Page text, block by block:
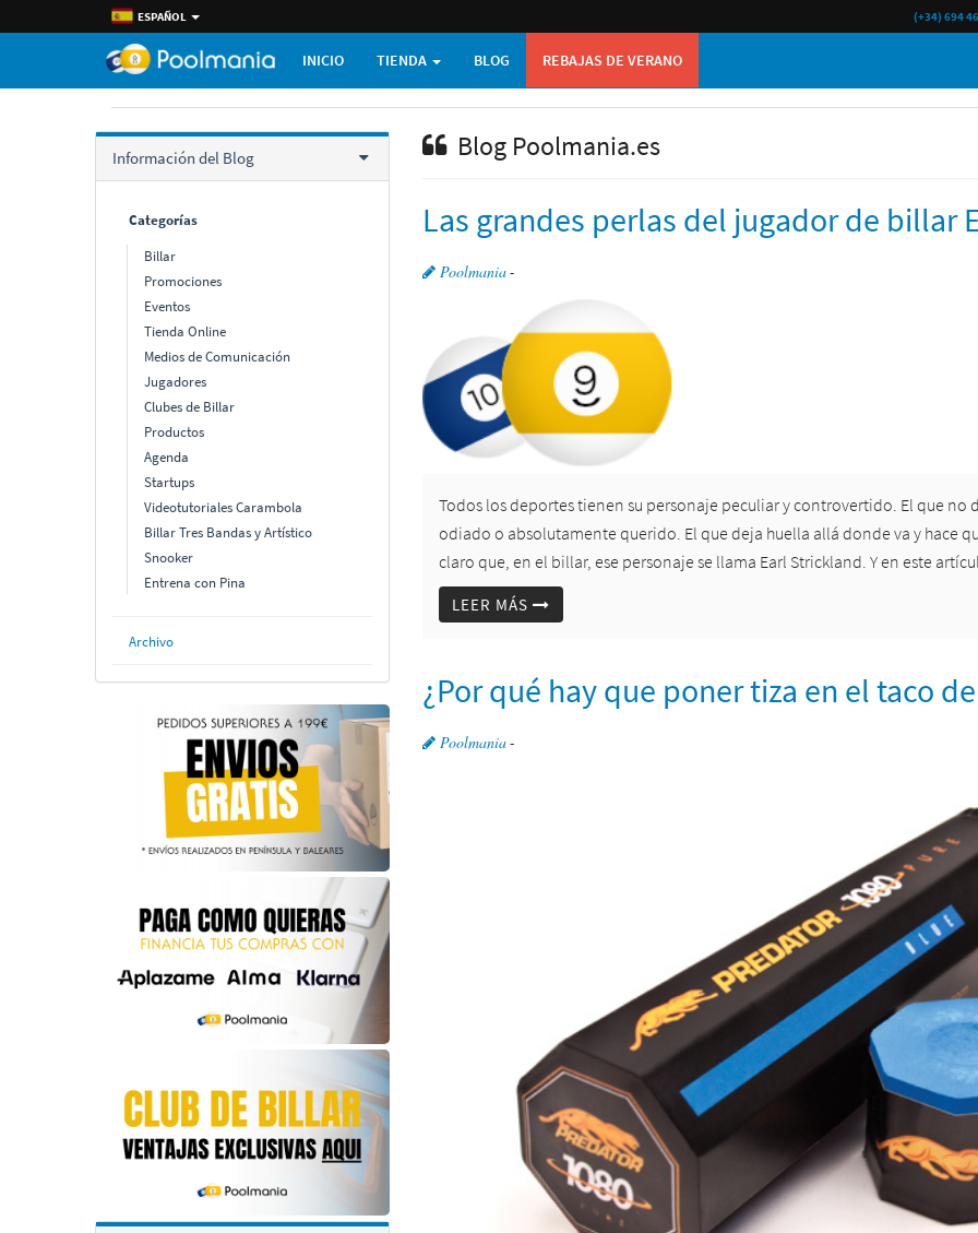
ESPAÑOL (+34) 694
INICIO TIENDA BLOG REBAJAS DE VERANO
Información del Blog
Categorí­as
Billar
Promociones
Eventos
Tienda Online
Medios de Comunicación
Jugadores
Clubes de Billar
Productos
Agenda
Startups
Videotutoriales Carambola
Billar Tres Bandas y Artístico
Snooker
Entrena con Pina
Archivo
Blog Poolmania.es
Las grandes perlas del jugador de billar
Poolmania-
Todos los deportes tienen su personaje peculiar y controvertido. El que
odiado o absolutamente querido. El que deja huella allá donde va y hace
claro que, en el billar, ese personaje se llama Earl Strickland. Y en este
LEER MÁS
¿Por qué hay que poner tiza en el taco
Poolmania-